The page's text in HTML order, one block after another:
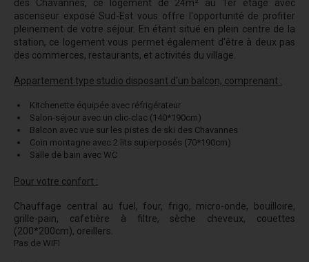
des Chavannes, ce logement de 24m² au 1er étage avec
ascenseur exposé Sud-Est vous offre l'opportunité de profiter
pleinement de votre séjour. En étant situé en plein centre de la
station, ce logement vous permet également d'être à deux pas
des commerces, restaurants, et activités du village.
Appartement type studio disposant d'un balcon, comprenant :
Kitchenette équipée avec réfrigérateur
Salon-séjour avec un clic-clac (140*190cm)
Balcon avec vue sur les pistes de ski des Chavannes
Coin montagne avec 2 lits superposés (70*190cm)
Salle de bain avec WC
Pour votre confort :
Chauffage central au fuel, four, frigo, micro-onde, bouilloire,
grille-pain, cafetière à filtre, sèche cheveux, couettes
(200*200cm), oreillers.
Pas de WIFI